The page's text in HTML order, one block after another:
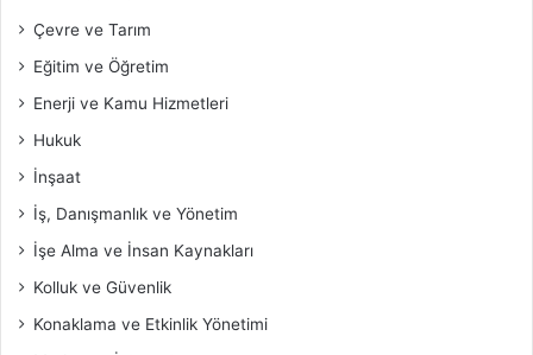
Çevre ve Tarım
Eğitim ve Öğretim
Enerji ve Kamu Hizmetleri
Hukuk
İnşaat
İş, Danışmanlık ve Yönetim
İşe Alma ve İnsan Kaynakları
Kolluk ve Güvenlik
Konaklama ve Etkinlik Yönetimi